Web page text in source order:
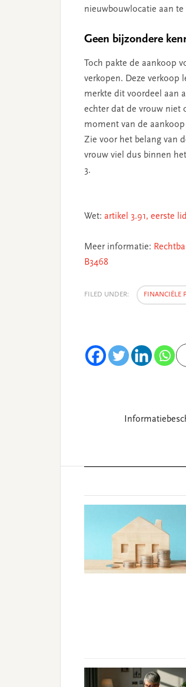
nieuwbouwlocatie aan
Geen bijzondere
Toch pakte de aankoop
verkopen. Deze verkoop
merkte dit voordeel aan
echter dat de vrouw niet
moment van de
Zie voor het belang van
vrouw viel dus binnen
3.
Wet: artikel 3.91, eerste
Meer informatie:
B3468
FILED UNDER: FINANCIËLE